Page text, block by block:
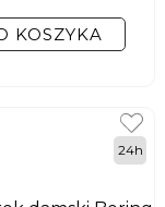
KOSZYKA
24h